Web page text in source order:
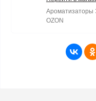
Ароматизаторы
OZON